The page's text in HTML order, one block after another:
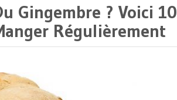
Gingembre ? Voici 10
Régulièrement